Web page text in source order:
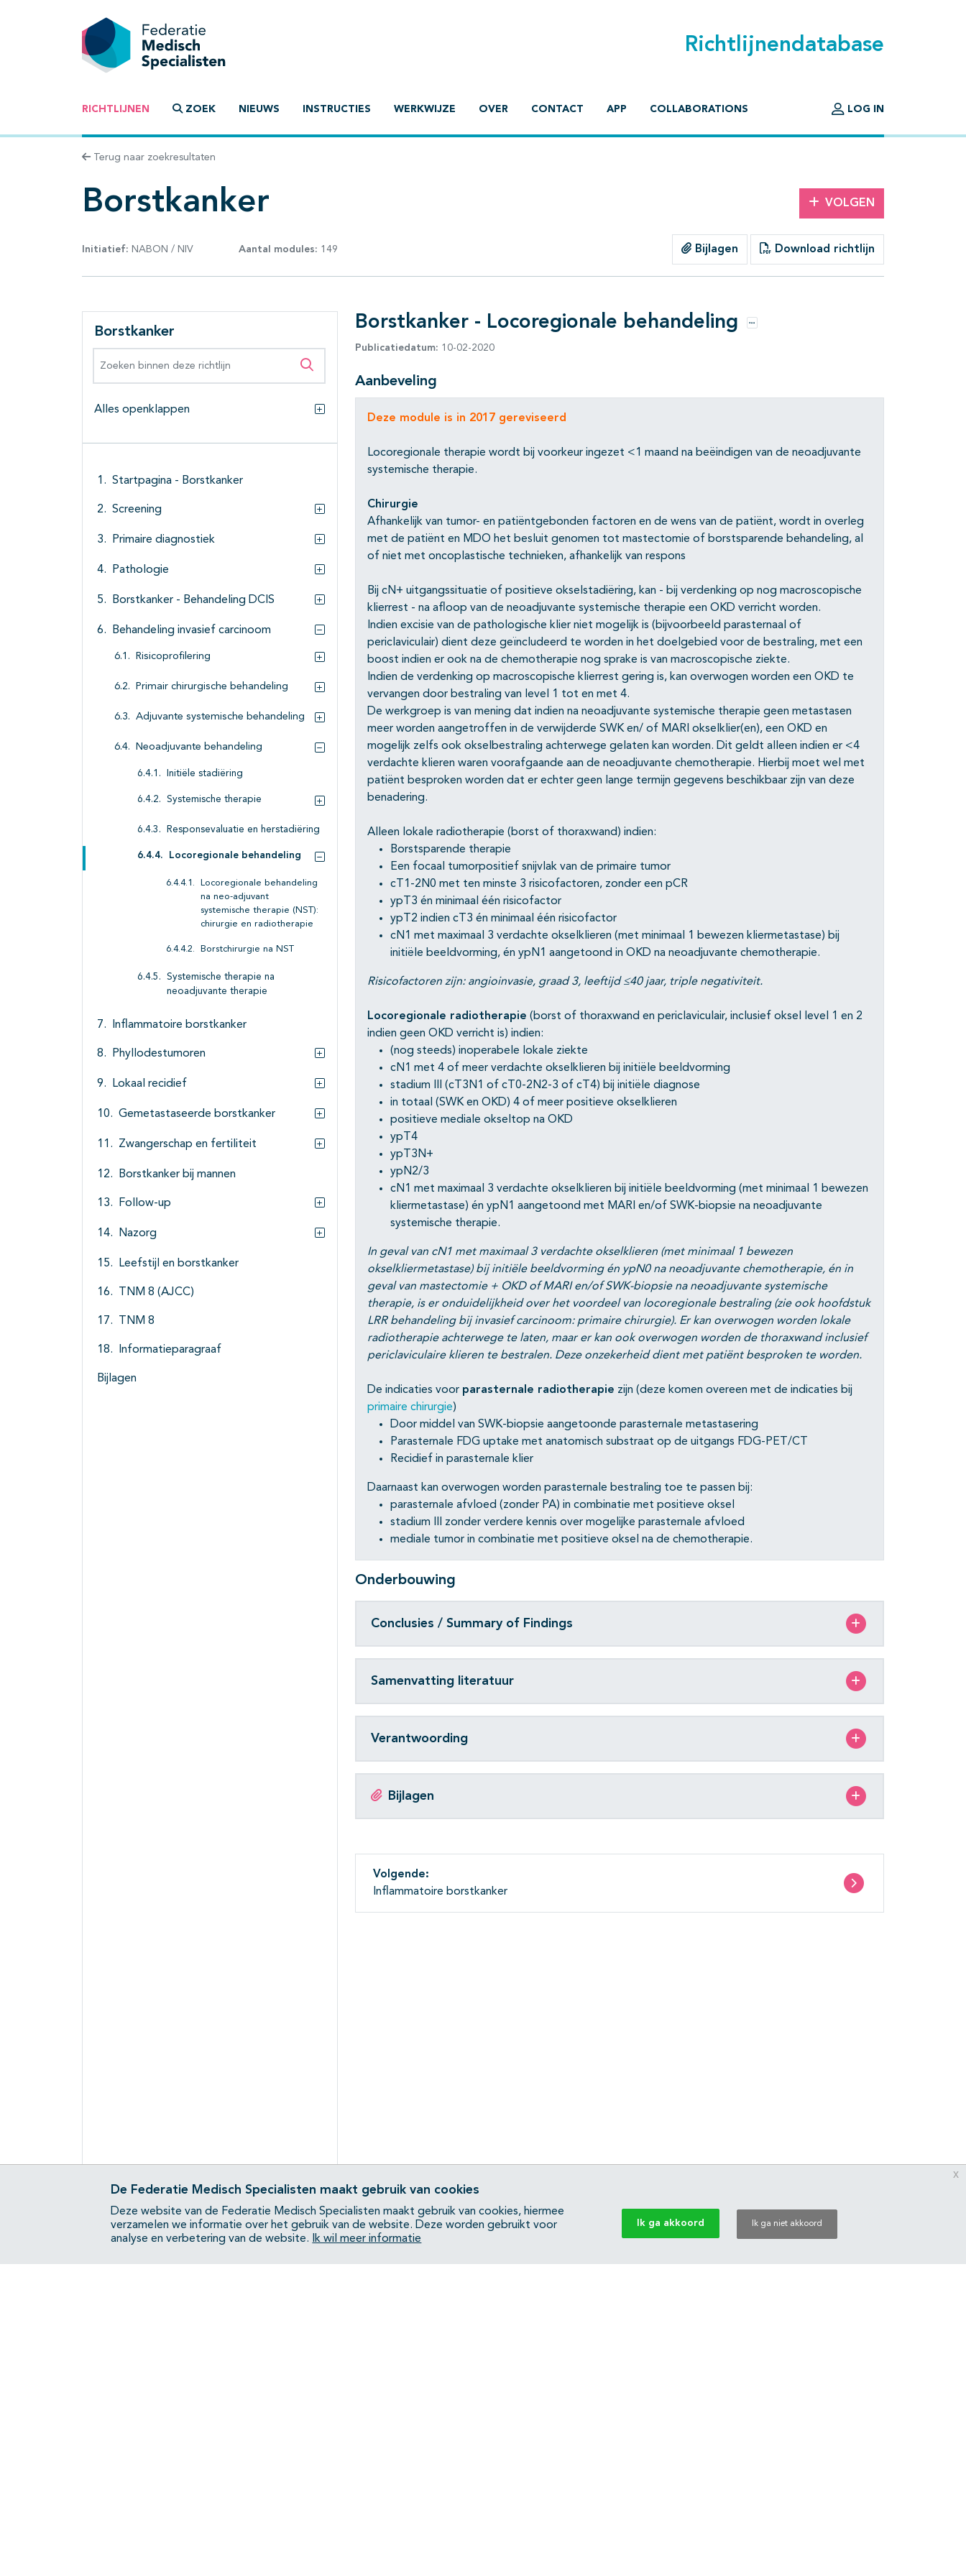
Richtlijnendatabase
RICHTLIJNEN ZOEK NIEUWS INSTRUCTIES WERKWIJZE OVER CONTACT APP COLLABORATIONS LOG IN
Terug naar zoekresultaten
Borstkanker VOLGEN
Initiatief: NABON / NIV Aantal modules: 149 Bijlagen Download richtlijn
Borstkanker
Zoeken binnen deze richtlijn
Alles openklappen
Startpagina - Borstkanker
Screening
Subpagina's open- en dichtklappen
Primaire diagnostiek
Subpagina's open- en dichtklappen
Pathologie
Subpagina's open- en dichtklappen
Borstkanker - Behandeling DCIS
Subpagina's open- en dichtklappen
Behandeling invasief carcinoom
Subpagina's open- en dichtklappen
Risicoprofilering
Subpagina's open- en dichtklappen
Primair chirurgische behandeling
Subpagina's open- en dichtklappen
Adjuvante systemische behandeling
Subpagina's open- en dichtklappen
Neoadjuvante behandeling
Subpagina's open- en dichtklappen
Initiële stadiëring
Systemische therapie
Responsevaluatie en herstadiëring
Locoregionale behandeling
Subpagina's open- en dichtklappen
Locoregionale behandeling
na neo-adjuvant
systemische therapie (NST):
chirurgie en radiotherapie
Borstchirurgie na NST
Systemische therapie na
neoadjuvante therapie
Inflammatoire borstkanker
Phyllodestumoren
Subpagina's open- en dichtklappen
Lokaal recidief
Subpagina's open- en dichtklappen
Gemetastaseerde borstkanker
Subpagina's open- en dichtklappen
Zwangerschap en fertiliteit
Subpagina's open- en dichtklappen
Borstkanker bij mannen
Follow-up
Subpagina's open- en dichtklappen
Nazorg
Subpagina's open- en dichtklappen
Leefstijl en borstkanker
TNM 8 (AJCC)
TNM 8
Informatieparagraaf
Bijlagen
Borstkanker - Locoregionale behandeling Opties
Publicatiedatum: 10-02-2020
Aanbeveling
Deze module is in 2017 gereviseerd
Locoregionale therapie wordt bij voorkeur ingezet <1 maand na beëindigen van de neoadjuvante
systemische therapie.
Chirurgie
Afhankelijk van tumor- en patiëntgebonden factoren en de wens van de patiënt, wordt in overleg
met de patiënt en MDO het besluit genomen tot mastectomie of borstsparende behandeling, al
of niet met oncoplastische technieken, afhankelijk van respons
Bij cN+ uitgangssituatie of positieve okselstadiëring, kan - bij verdenking op nog macroscopische
klierrest - na afloop van de neoadjuvante systemische therapie een OKD verricht worden.
Indien excisie van de pathologische klier niet mogelijk is (bijvoorbeeld parasternaal of
periclaviculair) dient deze geïncludeerd te worden in het doelgebied voor de bestraling, met een
boost indien er ook na de chemotherapie nog sprake is van macroscopische ziekte.
Indien de verdenking op macroscopische klierrest gering is, kan overwogen worden een OKD te
vervangen door bestraling van level 1 tot en met 4.
De werkgroep is van mening dat indien na neoadjuvante systemische therapie geen metastasen
meer worden aangetroffen in de verwijderde SWK en/ of MARI okselklier(en), een OKD en
mogelijk zelfs ook okselbestraling achterwege gelaten kan worden. Dit geldt alleen indien er <4
verdachte klieren waren voorafgaande aan de neoadjuvante chemotherapie. Hierbij moet wel met
patiënt besproken worden dat er echter geen lange termijn gegevens beschikbaar zijn van deze
benadering.
Alleen lokale radiotherapie (borst of thoraxwand) indien:
Borstsparende therapie
Een focaal tumorpositief snijvlak van de primaire tumor
cT1-2N0 met ten minste 3 risicofactoren, zonder een pCR
ypT3 én minimaal één risicofactor
ypT2 indien cT3 én minimaal één risicofactor
cN1 met maximaal 3 verdachte okselklieren (met minimaal 1 bewezen kliermetastase) bij
initiële beeldvorming, én ypN1 aangetoond in OKD na neoadjuvante chemotherapie.
Risicofactoren zijn: angioinvasie, graad 3, leeftijd ≤40 jaar, triple negativiteit.
Locoregionale radiotherapie (borst of thoraxwand en periclaviculair, inclusief oksel level 1 en 2
indien geen OKD verricht is) indien:
(nog steeds) inoperabele lokale ziekte
cN1 met 4 of meer verdachte okselklieren bij initiële beeldvorming
stadium III (cT3N1 of cT0-2N2-3 of cT4) bij initiële diagnose
in totaal (SWK en OKD) 4 of meer positieve okselklieren
positieve mediale okseltop na OKD
ypT4
ypT3N+
ypN2/3
cN1 met maximaal 3 verdachte okselklieren bij initiële beeldvorming (met minimaal 1 bewezen
kliermetastase) én ypN1 aangetoond met MARI en/of SWK-biopsie na neoadjuvante
systemische therapie.
In geval van cN1 met maximaal 3 verdachte okselklieren (met minimaal 1 bewezen
okselkliermetastase) bij initiële beeldvorming én ypN0 na neoadjuvante chemotherapie, én in
geval van mastectomie + OKD of MARI en/of SWK-biopsie na neoadjuvante systemische
therapie, is er onduidelijkheid over het voordeel van locoregionale bestraling (zie ook hoofdstuk
LRR behandeling bij invasief carcinoom: primaire chirurgie). Er kan overwogen worden lokale
radiotherapie achterwege te laten, maar er kan ook overwogen worden de thoraxwand inclusief
periclaviculaire klieren te bestralen. Deze onzekerheid dient met patiënt besproken te worden.
De indicaties voor parasternale radiotherapie zijn (deze komen overeen met de indicaties bij
primaire chirurgie)
Door middel van SWK-biopsie aangetoonde parasternale metastasering
Parasternale FDG uptake met anatomisch substraat op de uitgangs FDG-PET/CT
Recidief in parasternale klier
Daarnaast kan overwogen worden parasternale bestraling toe te passen bij:
parasternale afvloed (zonder PA) in combinatie met positieve oksel
stadium III zonder verdere kennis over mogelijke parasternale afvloed
mediale tumor in combinatie met positieve oksel na de chemotherapie.
Onderbouwing
Conclusies / Summary of Findings
Samenvatting literatuur
Verantwoording
Bijlagen
Volgende:
Inflammatoire borstkanker
De Federatie Medisch Specialisten maakt gebruik van cookies
Deze website van de Federatie Medisch Specialisten maakt gebruik van cookies, hiermee
verzamelen we informatie over het gebruik van de website. Deze worden gebruikt voor
analyse en verbetering van de website.
Ik wil meer informatie
Ik ga akkoord Ik ga niet akkoord
x